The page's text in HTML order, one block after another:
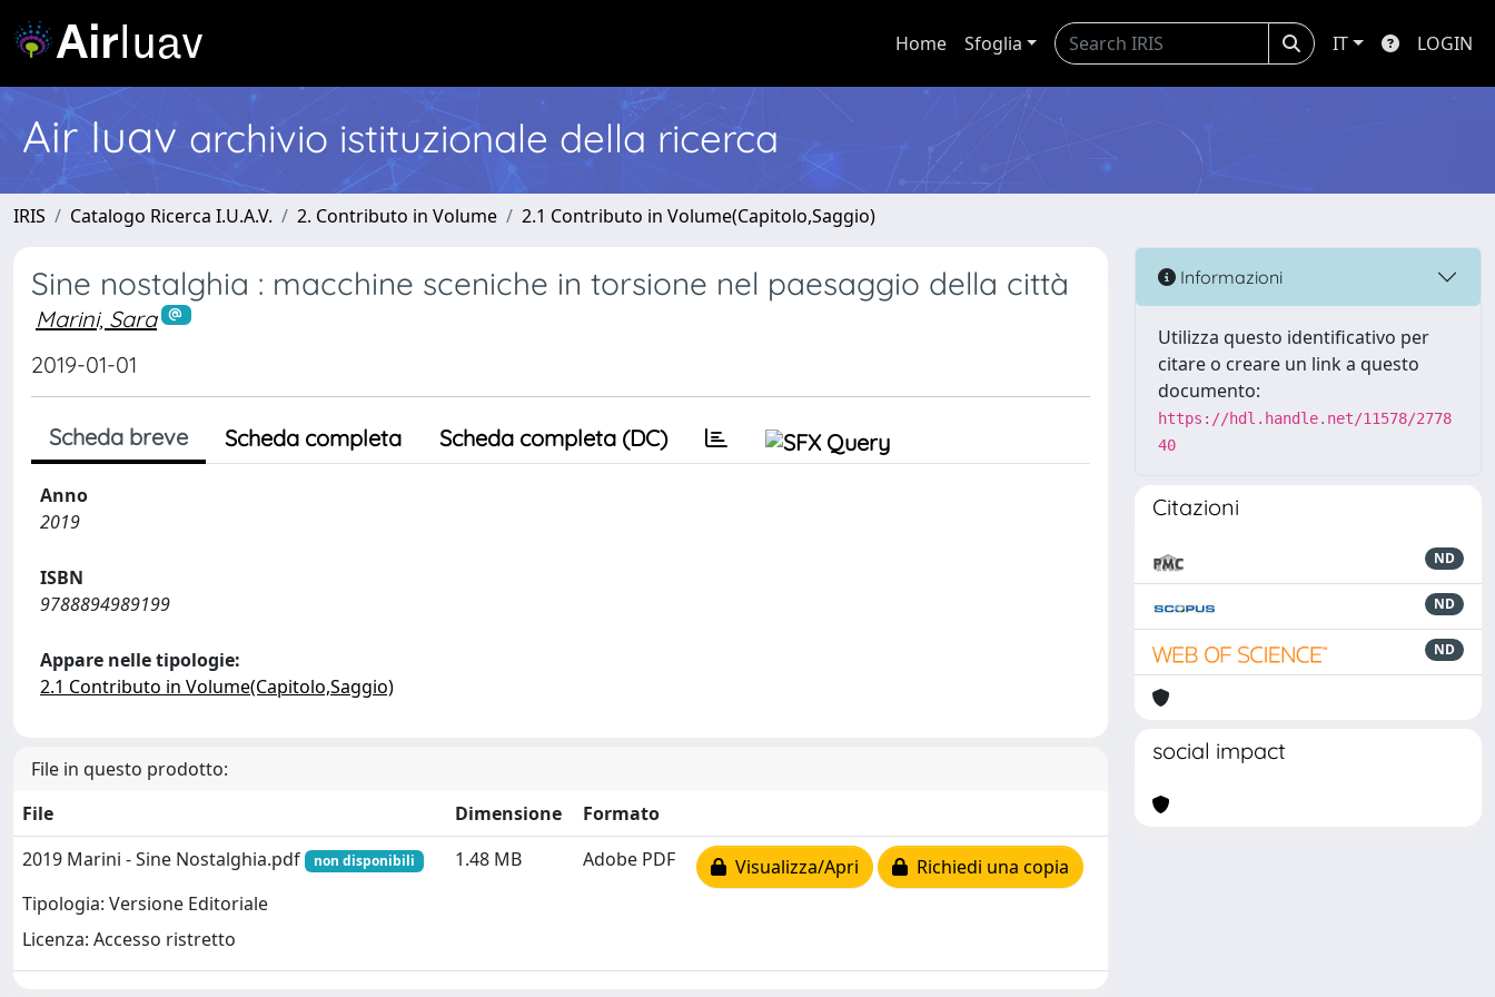
Home Sfoglia IT LOGIN
Air Iuav archivio istituzionale della ricerca
IRIS Catalogo Ricerca I.U.A.V. 2. Contributo in Volume 2.1 Contributo in Volume(Capitolo,Saggio)
Sine nostalghia : macchine sceniche in torsione nel paesaggio della città
Marini, Sara
2019-01-01
Scheda breve Scheda completa Scheda completa (DC)
Anno
2019
ISBN
9788894989199
Appare nelle tipologie:
2.1 Contributo in Volume(Capitolo,Saggio)
File in questo prodotto:
File
Dimensione
Formato
2019 Marini - Sine Nostalghia.pdf
non disponibili
Tipologia: Versione Editoriale
Licenza: Accesso ristretto
1.48 MB Adobe PDF Visualizza/Apri Richiedi una copia
Informazioni
Utilizza questo identificativo per
citare o creare un link a questo
documento:
https://hdl.handle.net/11578/2778
40
Citazioni
ND
ND
ND
social impact